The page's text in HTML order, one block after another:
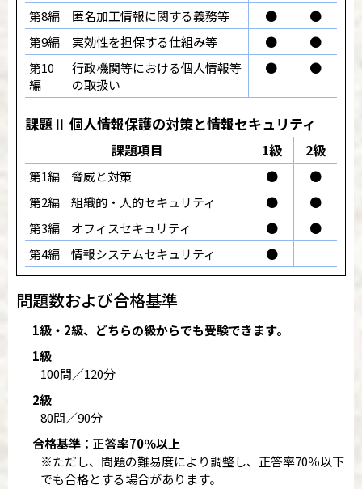
第8編 匿名加工情報に関する義務等 ●
●
第9編
実効性を担保する仕組み等 ●
●
第10
編
行政機関等における個人情報等
の取扱い
● ●
課題Ⅱ 個人情報保護の対策と情報セキュリティ
課題項目 1級 2級
第1編 脅威と対策 ●
●
第2編
組織的・人的セキュリティ ●
●
第3編
オフィスセキュリティ ●
●
第4編
情報システムセキュリティ ●
問題数および合格基準
1級・2級、どちらの級からでも受験できます。
1級
100問／120分
2級
80問／90分
合格基準：正答率70％以上
※ただし、問題の難易度により調整し、正答率70％以下
でも合格とする場合があります。